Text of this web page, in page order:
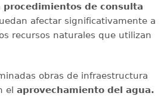
procedimientos de consulta
afectar significativamente a
recursos naturales que utilizan
obras de infraestructura
el aprovechamiento del agua.